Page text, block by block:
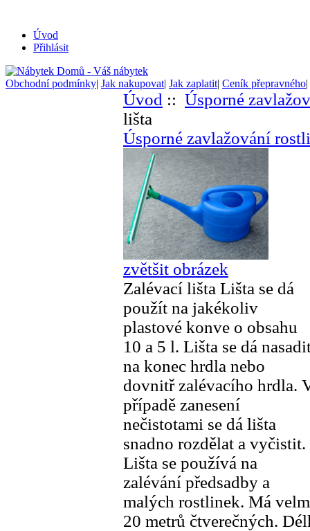
Úvod
Přihlásit
Obchodní podmínky| Jak nakupovat| Jak zaplatit| Ceník přepravného|
Úvod :: Úsporné
lišta
Úsporné zavlažování
zvětšit obrázek
Zalévací lišta Lišta se dá
použít na jakékoliv
plastové konve o obsahu
10 a 5 l. Lišta se dá
na konec hrdla nebo
dovnitř zalévacího hrdla.
případě zanesení
nečistotami se dá lišta
snadno rozdělat a vyčistit.
Lišta se používá na
zalévání předsadby a
malých rostlinek. Má
20 metrů čtverečných.